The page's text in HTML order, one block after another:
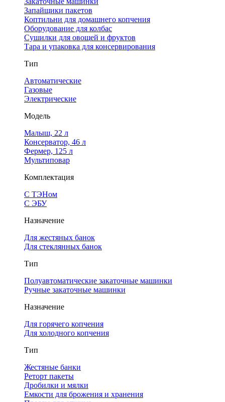
Запайщики пакетов
Коптильни для домашнего копчения
Оборудование для колбас
Сушилки для овощей и фруктов
Тара и упаковка для консервирования
Тип
Автоматические
Газовые
Электрические
Модель
Малыш, 22 л
Консерватор, 46 л
Фермер, 125 л
Мультиповар
Комплектация
С ТЭНом
С ЭБУ
Назначение
Для жестяных банок
Для стеклянных банок
Тип
Полуавтоматические закаточные машинки
Ручные закаточные машинки
Назначение
Для горячего копчения
Для холодного копчения
Тип
Жестяные банки
Реторт пакеты
Дробилки и мялки
Емкости для брожения и хранения